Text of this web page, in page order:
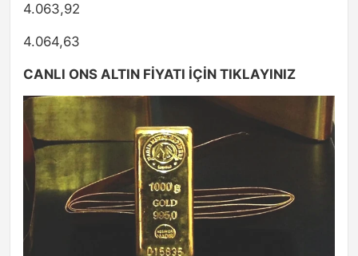
4.063,92
4.064,63
CANLI ONS ALTIN FİYATI İÇİN TIKLAYINIZ